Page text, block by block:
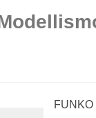
FUNKO